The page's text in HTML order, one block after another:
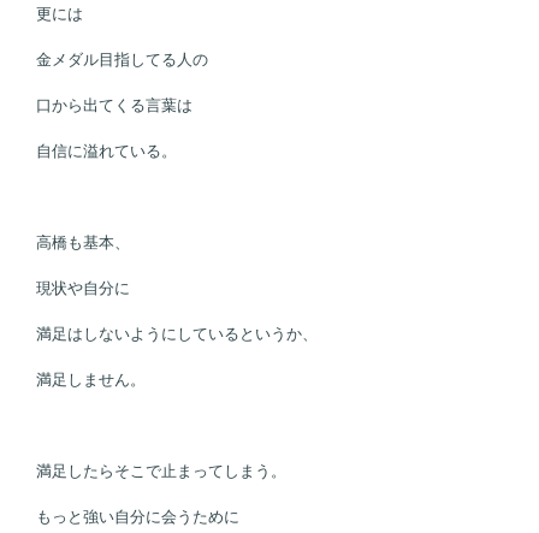
更には
金メダル目指してる人の
口から出てくる言葉は
自信に溢れている。
高橋も基本、
現状や自分に
満足はしないようにしているというか、
満足しません。
満足したらそこで止まってしまう。
もっと強い自分に会うために